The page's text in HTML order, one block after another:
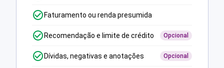
Faturamento ou renda presumida
Recomendação e limite de crédito Opcional
Dívidas, negativas e anotações Opcional